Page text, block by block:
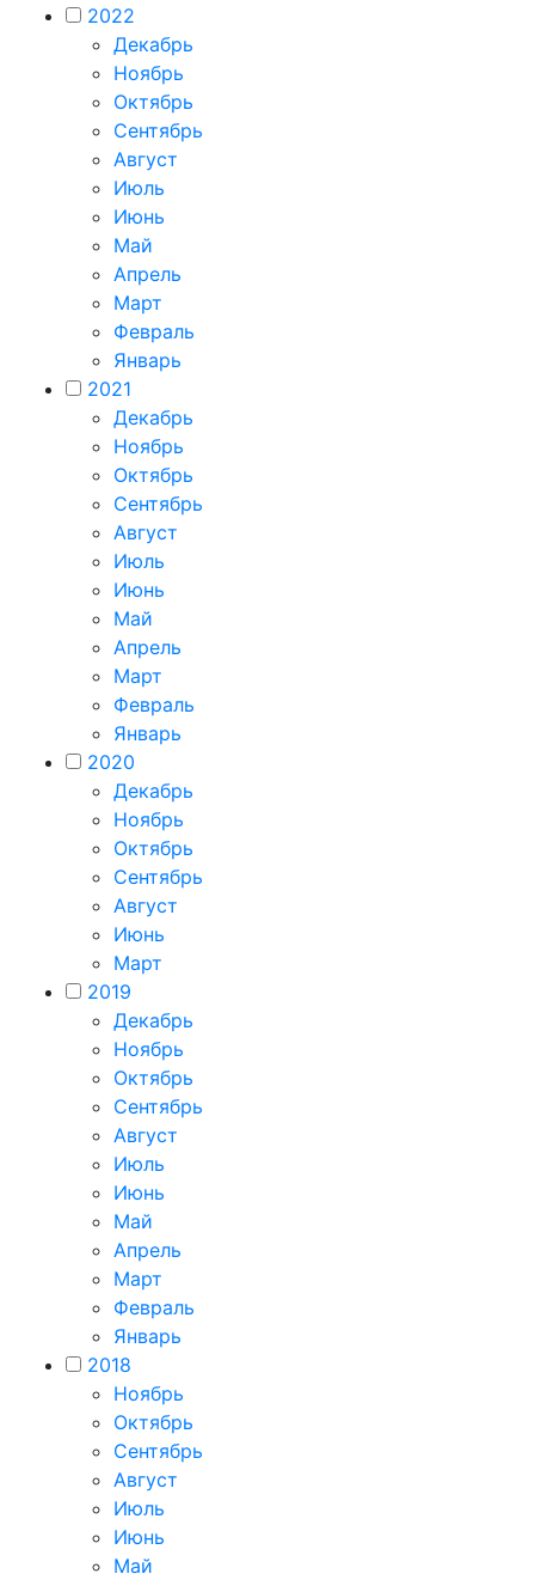
2022
Декабрь
Ноябрь
Октябрь
Сентябрь
Август
Июль
Июнь
Май
Апрель
Март
Февраль
Январь
2021
Декабрь
Ноябрь
Октябрь
Сентябрь
Август
Июль
Июнь
Май
Апрель
Март
Февраль
Январь
2020
Декабрь
Ноябрь
Октябрь
Сентябрь
Август
Июнь
Март
2019
Декабрь
Ноябрь
Октябрь
Сентябрь
Август
Июль
Июнь
Май
Апрель
Март
Февраль
Январь
2018
Ноябрь
Октябрь
Сентябрь
Август
Июль
Июнь
Май